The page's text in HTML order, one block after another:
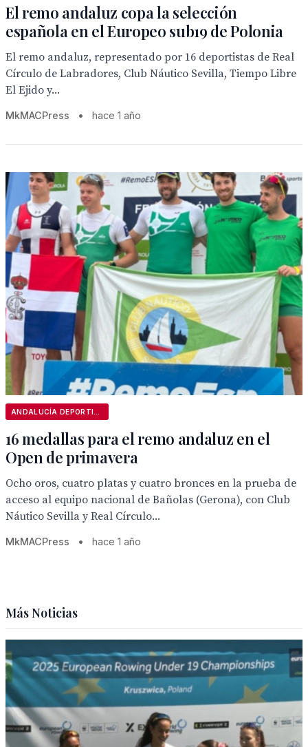
El remo andaluz copa la selección
española en el Europeo sub19 de Polonia
El remo andaluz, representado por 16 deportistas de Real
Círculo de Labradores, Club Náutico Sevilla, Tiempo Libre
El Ejido y...
MkMACPress • hace 1 año
16 medallas para el remo andaluz en el
Open de primavera
Ocho oros, cuatro platas y cuatro bronces en la prueba de
acceso al equipo nacional de Bañolas (Gerona), con Club
Náutico Sevilla y Real Círculo...
MkMACPress • hace 1 año
Más Noticias